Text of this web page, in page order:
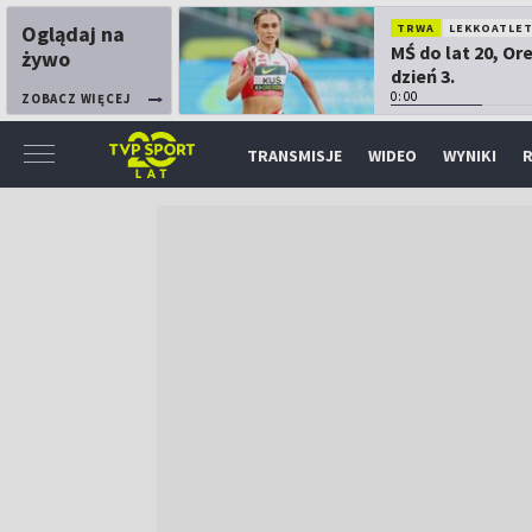
Oglądaj na
żywo
ZOBACZ WIĘCEJ
TRWA
MŚ do lat 20,
dzień 3.
0:00
TRANSMISJE WIDEO WYNIKI